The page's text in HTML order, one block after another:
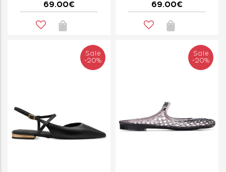
69.00€ 69.00€
Sale
-20%
Sale
-20%